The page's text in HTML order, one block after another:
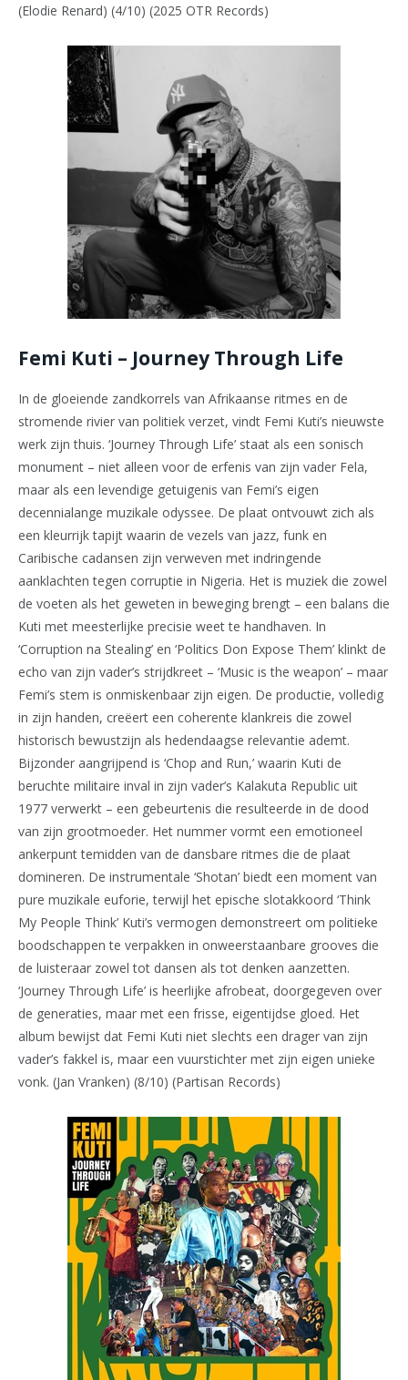
(Elodie Renard) (4/10) (2025 OTR Records)
Femi Kuti – Journey Through Life
In de gloeiende zandkorrels van Afrikaanse ritmes en de
stromende rivier van politiek verzet, vindt Femi Kuti’s nieuwste
werk zijn thuis. ‘Journey Through Life’ staat als een sonisch
monument – niet alleen voor de erfenis van zijn vader Fela,
maar als een levendige getuigenis van Femi’s eigen
decennialange muzikale odyssee. De plaat ontvouwt zich als
een kleurrijk tapijt waarin de vezels van jazz, funk en
Caribische cadansen zijn verweven met indringende
aanklachten tegen corruptie in Nigeria. Het is muziek die zowel
de voeten als het geweten in beweging brengt – een balans die
Kuti met meesterlijke precisie weet te handhaven. In
‘Corruption na Stealing’ en ‘Politics Don Expose Them’ klinkt de
echo van zijn vader’s strijdkreet – ‘Music is the weapon’ – maar
Femi’s stem is onmiskenbaar zijn eigen. De productie, volledig
in zijn handen, creëert een coherente klankreis die zowel
historisch bewustzijn als hedendaagse relevantie ademt.
Bijzonder aangrijpend is ‘Chop and Run,’ waarin Kuti de
beruchte militaire inval in zijn vader’s Kalakuta Republic uit
1977 verwerkt – een gebeurtenis die resulteerde in de dood
van zijn grootmoeder. Het nummer vormt een emotioneel
ankerpunt temidden van de dansbare ritmes die de plaat
domineren. De instrumentale ‘Shotan’ biedt een moment van
pure muzikale euforie, terwijl het epische slotakkoord ‘Think
My People Think’ Kuti’s vermogen demonstreert om politieke
boodschappen te verpakken in onweerstaanbare grooves die
de luisteraar zowel tot dansen als tot denken aanzetten.
‘Journey Through Life’ is heerlijke afrobeat, doorgegeven over
de generaties, maar met een frisse, eigentijdse gloed. Het
album bewijst dat Femi Kuti niet slechts een drager van zijn
vader’s fakkel is, maar een vuurstichter met zijn eigen unieke
vonk. (Jan Vranken) (8/10) (Partisan Records)